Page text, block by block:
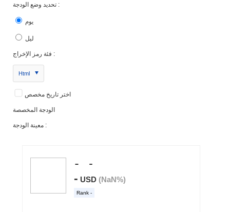
تحديد وضع الودجة :
يوم
ليل
فئة رمز الإخراج :
Html
اختر تاريخ مخصص
الودجة المخصصة
معينة الودجة :